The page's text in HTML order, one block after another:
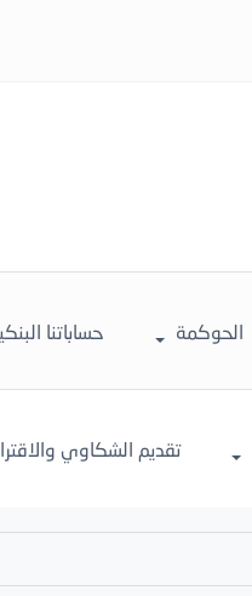
الحوكمة حساباتنا
تقديم الشكاوي